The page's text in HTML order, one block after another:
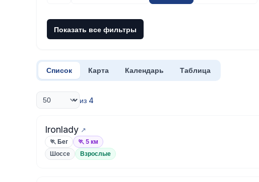
Показать все фильтры
Список Карта Календарь Таблица
из 4
Ironlady
🏃 Бег 🏃 5 км
Шоссе Взрослые